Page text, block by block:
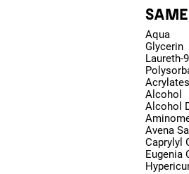
Aqua
Glycerin
Laureth-9
Alcohol
Alcohol
Avena
Caprylyl
Eugenia